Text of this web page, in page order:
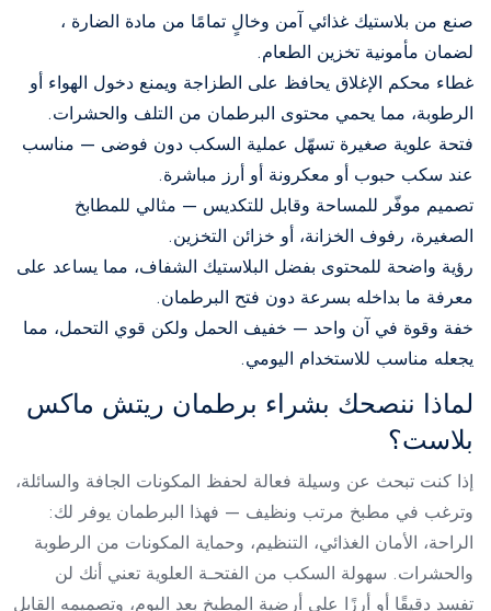
صنع من بلاستيك غذائي آمن وخالٍ تمامًا من مادة الضارة ،
لضمان مأمونية تخزين الطعام.
غطاء محكم الإغلاق يحافظ على الطزاجة ويمنع دخول الهواء أو
الرطوبة، مما يحمي محتوى البرطمان من التلف والحشرات.
فتحة علوية صغيرة تسهّل عملية السكب دون فوضى — مناسب
عند سكب حبوب أو معكرونة أو أرز مباشرة.
تصميم موفّر للمساحة وقابل للتكديس — مثالي للمطابخ
الصغيرة، رفوف الخزانة، أو خزائن التخزين.
رؤية واضحة للمحتوى بفضل البلاستيك الشفاف، مما يساعد على
معرفة ما بداخله بسرعة دون فتح البرطمان.
خفة وقوة في آن واحد — خفيف الحمل ولكن قوي التحمل، مما
يجعله مناسب للاستخدام اليومي.
لماذا ننصحك بشراء برطمان ريتش ماكس
بلاست؟
إذا كنت تبحث عن وسيلة فعالة لحفظ المكونات الجافة والسائلة،
وترغب في مطبخ مرتب ونظيف — فهذا البرطمان يوفر لك:
الراحة، الأمان الغذائي، التنظيم، وحماية المكونات من الرطوبة
والحشرات. سهولة السكب من الفتحـة العلوية تعني أنك لن
تفسد دقيقًا أو أرزًا على أرضية المطبخ بعد اليوم، وتصميمه القابل